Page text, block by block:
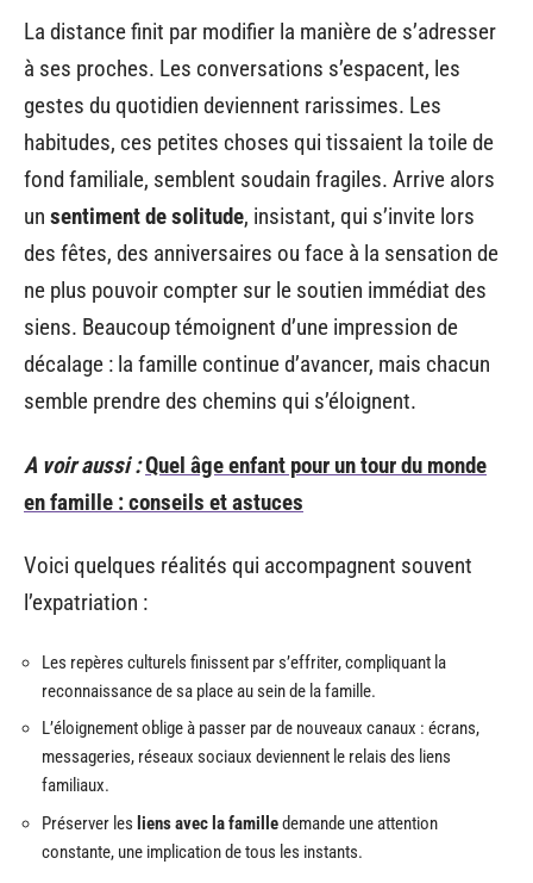
La distance finit par modifier la manière de s’adresser
à ses proches. Les conversations s’espacent, les
gestes du quotidien deviennent rarissimes. Les
habitudes, ces petites choses qui tissaient la toile de
fond familiale, semblent soudain fragiles. Arrive alors
un sentiment de solitude, insistant, qui s’invite lors
des fêtes, des anniversaires ou face à la sensation de
ne plus pouvoir compter sur le soutien immédiat des
siens. Beaucoup témoignent d’une impression de
décalage : la famille continue d’avancer, mais chacun
semble prendre des chemins qui s’éloignent.
A voir aussi :Quel âge enfant pour un tour du monde
en famille : conseils et astuces
Voici quelques réalités qui accompagnent souvent
l’expatriation :
Les repères culturels finissent par s’effriter, compliquant la
reconnaissance de sa place au sein de la famille.
L’éloignement oblige à passer par de nouveaux canaux : écrans,
messageries, réseaux sociaux deviennent le relais des liens
familiaux.
Préserver les liens avec la familledemande une attention
constante, une implication de tous les instants.